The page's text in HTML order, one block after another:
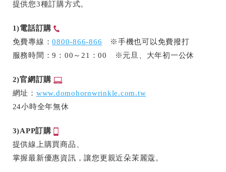
提供您3種訂購方式。
1)電話訂購
免費專線：0800-866-866 ※手機也可以免費撥打
服務時間：9：00～21：00 ※元旦、大年初一公休
2)官網訂購
網址： www.domohornwrinkle.com.tw
24小時全年無休
3)APP訂購
提供線上購買商品、
掌握最新優惠資訊，讓您更親近朵茉麗蔻。